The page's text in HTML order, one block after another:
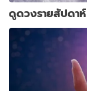
ดูดวงรายสัปดา